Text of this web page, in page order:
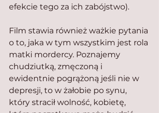
efekcie tego za ich zabójstwo).
Film stawia również ważkie pytania
o to, jaka w tym wszystkim jest rola
matki mordercy. Poznajemy
chudziutką, zmęczoną i
ewidentnie pogrążoną jeśli nie w
depresji, to w żałobie po synu,
który stracił wolność, kobietę,